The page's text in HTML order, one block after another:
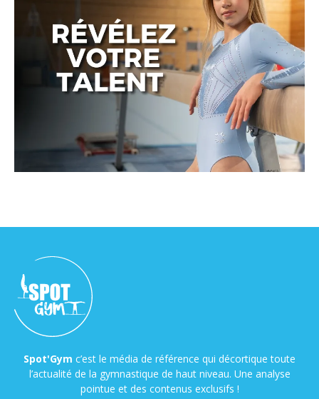
Spot'Gym c’est le média de référence qui décortique toute
l’actualité de la gymnastique de haut niveau. Une analyse
pointue et des contenus exclusifs !